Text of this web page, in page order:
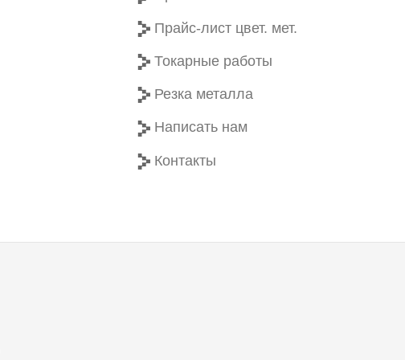
Прайс-лист цвет. мет.
Токарные работы
Резка металла
Написать нам
Контакты